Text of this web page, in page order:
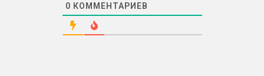
0 КОММЕНТАРИЕВ